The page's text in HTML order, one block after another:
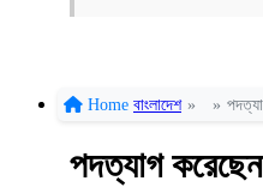
Home বাংলাদেশ » »
পদত্যাগ করেছেন